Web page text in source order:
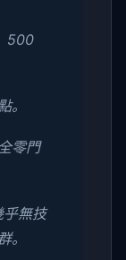
500
。
零門
無技
。